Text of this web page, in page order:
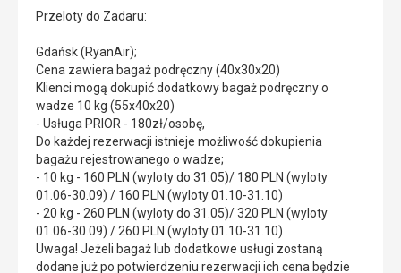
Przeloty do Zadaru:
Gdańsk (RyanAir);
Cena zawiera bagaż podręczny (40x30x20)
Klienci mogą dokupić dodatkowy bagaż podręczny o
wadze 10 kg (55x40x20)
- Usługa PRIOR - 180zł/osobę,
Do każdej rezerwacji istnieje możliwość dokupienia
bagażu rejestrowanego o wadze;
- 10 kg - 160 PLN (wyloty do 31.05)/ 180 PLN (wyloty
01.06-30.09) / 160 PLN (wyloty 01.10-31.10)
- 20 kg - 260 PLN (wyloty do 31.05)/ 320 PLN (wyloty
01.06-30.09) / 260 PLN (wyloty 01.10-31.10)
Uwaga! Jeżeli bagaż lub dodatkowe usługi zostaną
dodane już po potwierdzeniu rezerwacji ich cena będzie